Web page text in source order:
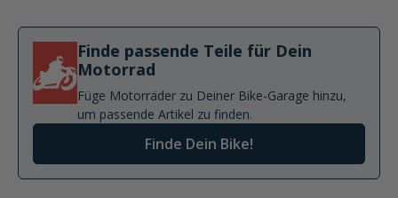
Finde passende Teile für Dein
Motorrad
Füge Motorräder zu Deiner Bike-Garage hinzu,
um passende Artikel zu finden.
Finde Dein Bike!